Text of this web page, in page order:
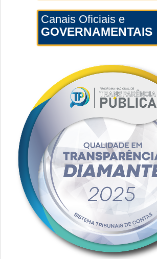
Canais Oficiais e
GOVERNAMENTAIS